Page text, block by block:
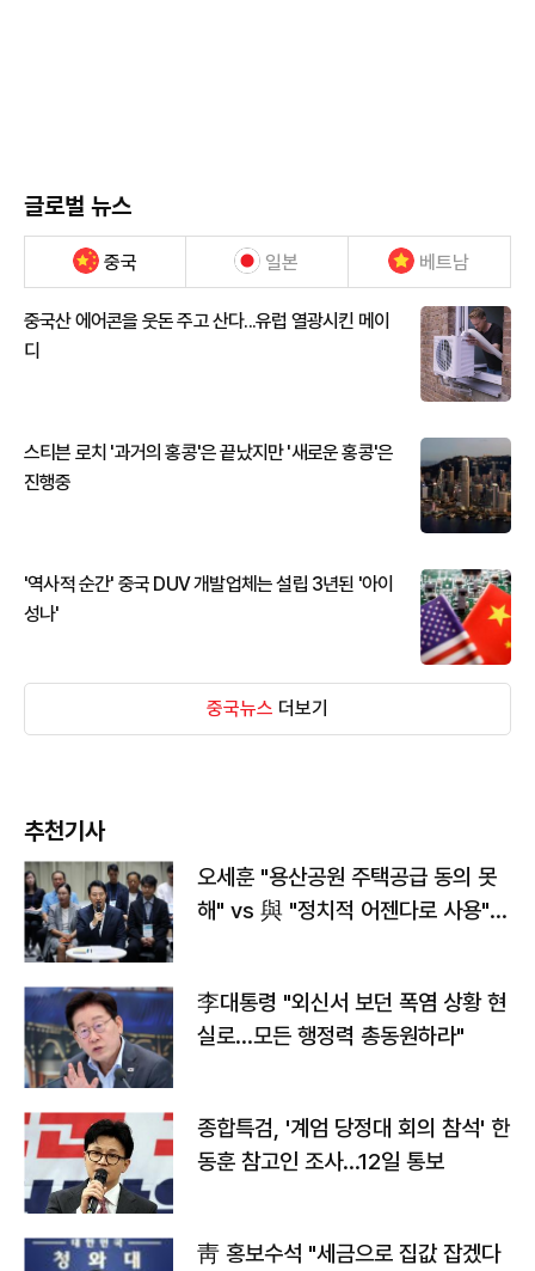
글로벌 뉴스
중국 일본 베트남
중국산 에어콘을 웃돈 주고 산다...유럽 열광시킨 메이
디
스티븐 로치 '과거의 홍콩'은 끝났지만 '새로운 홍콩'은
진행중
'역사적 순간' 중국 DUV 개발업체는 설립 3년된 '아이
성나'
중국뉴스 더보기
추천기사
오세훈 "용산공원 주택공급 동의 못
해" vs 與 "정치적 어젠다로 사용"
李대통령 "외신서 보던 폭염 상황 현
실로…모든 행정력 총동원하라"
종합특검, '계엄 당정대 회의 참석' 한
동훈 참고인 조사...12일 통보
靑 홍보수석 "세금으로 집값 잡겠다